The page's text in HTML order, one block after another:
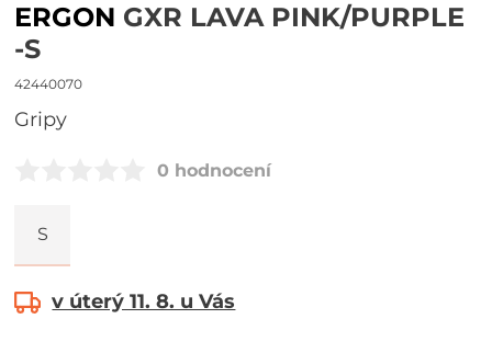
ERGON GXR LAVA PINK/PURPLE
-S
42440070
gripy
0 hodnocení
S
v úterý 11. 8. u Vás